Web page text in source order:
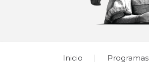
Inicio Programas